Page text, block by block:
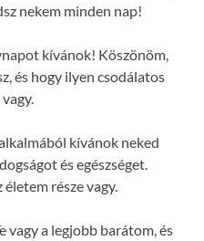
nekem minden nap!
kívánok! Köszönöm,
és hogy ilyen csodálatos
kívánok neked
és egészséget.
része vagy.
vagy a legjobb barátom, és